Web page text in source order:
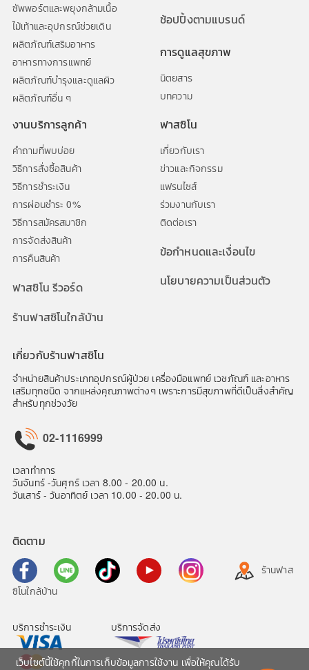
ซัพพอร์ตและพยุงกล้ามเนื้อ
ไม้เท้าและอุปกรณ์ช่วยเดิน
ผลิตภัณฑ์เสริมอาหาร
อาหารทางการแพทย์
ผลิตภัณฑ์บำรุงและดูแลผิว
ผลิตภัณฑ์อื่น ๆ
ช้อปปิ้งตามแบรนด์
การดูแลสุขภาพ
นิตยสาร
บทความ
งานบริการลูกค้า
คำถามที่พบบ่อย
วิธีการสั่งซื้อสินค้า
วิธีการชำระเงิน
การผ่อนชำระ 0%
วิธีการสมัครสมาชิก
การจัดส่งสินค้า
การคืนสินค้า
ฟาสซิโน รีวอร์ด
ร้านฟาสซิโนใกล้บ้าน
ฟาสซิโน
เกี่ยวกับเรา
ข่าวและกิจกรรม
แฟรนไซส์
ร่วมงานกับเรา
ติดต่อเรา
ข้อกำหนดและเงื่อนไข
นโยบายความเป็นส่วนตัว
เกี่ยวกับร้านฟาสซิโน
จำหน่ายสินค้าประเภทอุปกรณ์ผู้ป่วย เครื่องมือแพทย์ เวชภัณฑ์ และอาหาร
เสริมทุกชนิด จากแหล่งคุณภาพต่างๆ เพราะการมีสุขภาพที่ดีเป็นสิ่งสำคัญ
สำหรับทุกช่วงวัย
02-1116999
เวลาทำการ
วันจันทร์ -วันศุกร์ เวลา 8.00 - 20.00 น.
วันเสาร์ - วันอาทิตย์ เวลา 10.00 - 20.00 น.
ติดตาม
ร้านฟาส
ซิโนใกล้บ้าน
บริการชำระเงิน บริการจัดส่ง
เว็บไซต์นี้ใช้คุกกี้ในการเก็บข้อมูลการใช้งาน เพื่อให้คุณได้รับ